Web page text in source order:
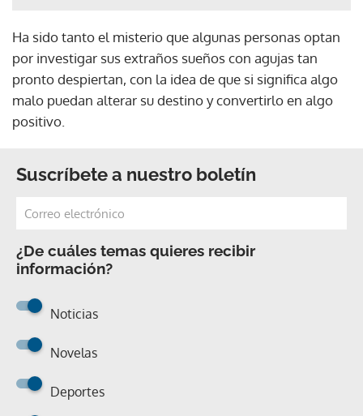
Ha sido tanto el misterio que algunas personas optan
por investigar sus extraños sueños con agujas tan
pronto despiertan, con la idea de que si significa algo
malo puedan alterar su destino y convertirlo en algo
positivo.
Suscríbete a nuestro boletín
¿De cuáles temas quieres recibir
información?
Noticias
Novelas
Deportes